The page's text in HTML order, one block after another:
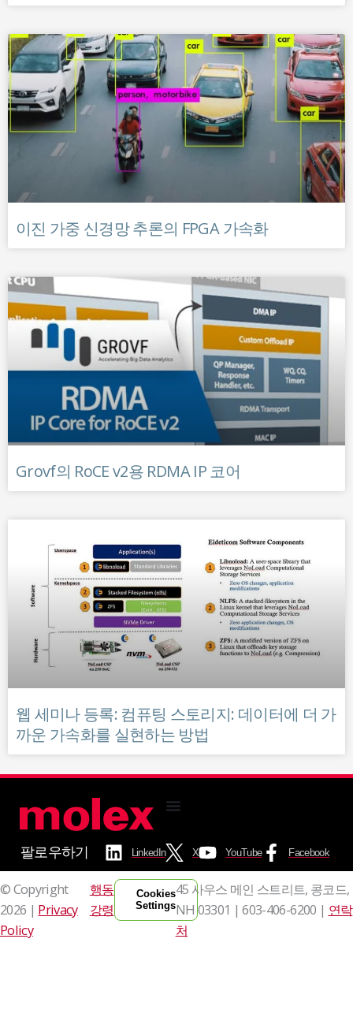
이진 가중 신경망 추론의 FPGA 가속화
Grovf의 RoCE v2용 RDMA IP 코어
웹 세미나 등록: 컴퓨팅 스토리지: 데이터에 더 가
까운 가속화를 실현하는 방법
LinkedIn X YouTube Facebook
팔로우하기
© Copyright
2026 | Privacy
Policy
행동
강령
Cookies
Settings
45 사우스 메인 스트리트, 콩코드,
NH 03301 |603-406-6200 | 연락
처